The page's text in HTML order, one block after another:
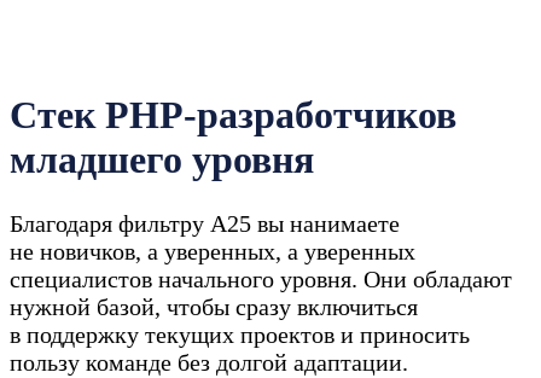
Стек PHP-разработчиков
младшего уровня
Благодаря фильтру A25 вы нанимаете
не новичков, а уверенных, а уверенных
специалистов начального уровня. Они обладают
нужной базой, чтобы сразу включиться
в поддержку текущих проектов и приносить
пользу команде без долгой адаптации.